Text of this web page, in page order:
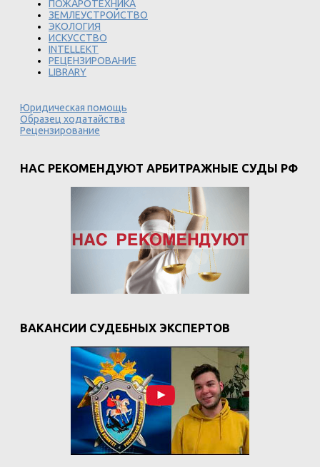
ПОЖАРОТЕХНИКА
ЗЕМЛЕУСТРОЙСТВО
ЭКОЛОГИЯ
ИСКУССТВО
INTELLEKT
РЕЦЕНЗИРОВАНИЕ
LIBRARY
Юридическая помощь
Образец ходатайства
Рецензирование
НАС РЕКОМЕНДУЮТ АРБИТРАЖНЫЕ СУДЫ РФ
ВАКАНСИИ СУДЕБНЫХ ЭКСПЕРТОВ